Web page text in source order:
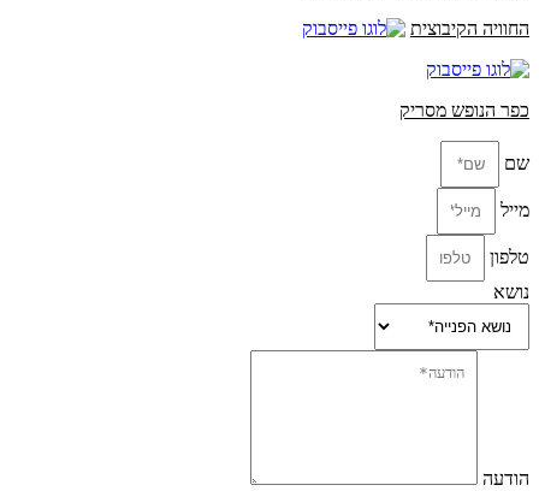
החוויה הקיבוצית
כפר הנופש מסריק
שם
מייל
טלפון
נושא
הודעה